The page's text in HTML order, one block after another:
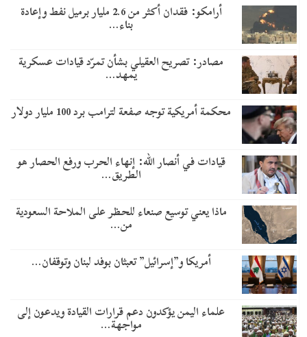
أرامكو: فقدان أكثر من 2.6 مليار برميل نفط وإعادة
بناء…
مصادر: تصريح العقيلي بشأن تمرّد قيادات عسكرية
يمهد…
محكمة أمريكية توجه صفعة لترامب برد 100 مليار دولار
قيادات في أنصار الله: إنهاء الحرب ورفع الحصار هو
الطريق…
ماذا يعني توسيع صنعاء للحظر على الملاحة السعودية
من…
أمريكا و”إسرائيل” تعبثان بوفد لبنان وتوقفان…
علماء اليمن يؤكدون دعم قرارات القيادة ويدعون إلى
مواجهة…